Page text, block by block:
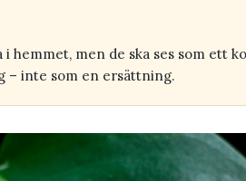
hemmet, men de ska ses som ett
– inte som en ersättning.